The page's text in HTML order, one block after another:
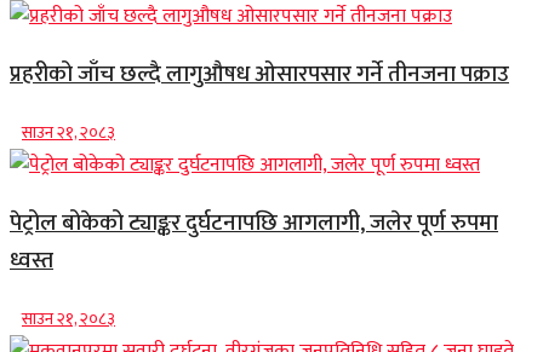
प्रहरीको जाँच छल्दै लागुऔषध ओसारपसार गर्ने तीनजना पक्राउ
साउन २१, २०८३
पेट्रोल बोकेको ट्याङ्कर दुर्घटनापछि आगलागी, जलेर पूर्ण रुपमा
ध्वस्त
साउन २१, २०८३